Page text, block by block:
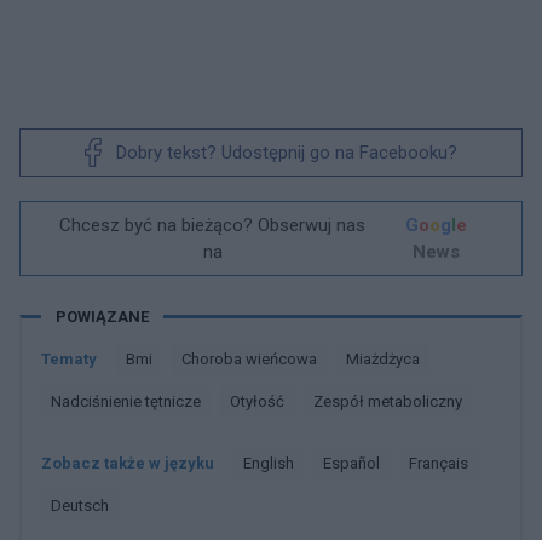
Dobry tekst? Udostępnij go na Facebooku?
Chcesz być na bieżąco? Obserwuj nas
na
Google
News
POWIĄZANE
Tematy Bmi Choroba wieńcowa Miażdżyca
Nadciśnienie tętnicze Otyłość Zespół metaboliczny
Zobacz także w języku english español français
deutsch